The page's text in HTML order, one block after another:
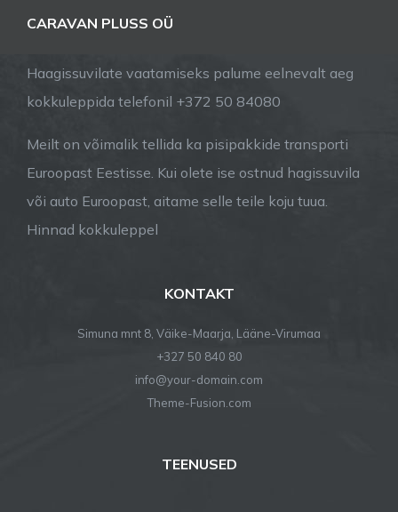
CARAVAN PLUSS OÜ
Haagissuvilate vaatamiseks palume eelnevalt aeg
kokkuleppida telefonil +372 50 84080
Meilt on võimalik tellida ka pisipakkide transporti
Euroopast Eestisse. Kui olete ise ostnud hagissuvila
või auto Euroopast, aitame selle teile koju tuua.
Hinnad kokkuleppel
KONTAKT
Simuna mnt 8, Väike-Maarja, Lääne-Virumaa
+327 50 840 80
info@your-domain.com
Theme-Fusion.com
TEENUSED